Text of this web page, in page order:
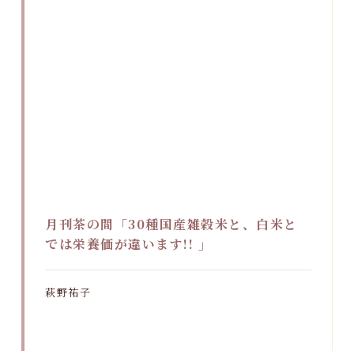
月刊茶の間「30種国産雑穀米と、白米と
では栄養価が違います!! 」
萩野祐子